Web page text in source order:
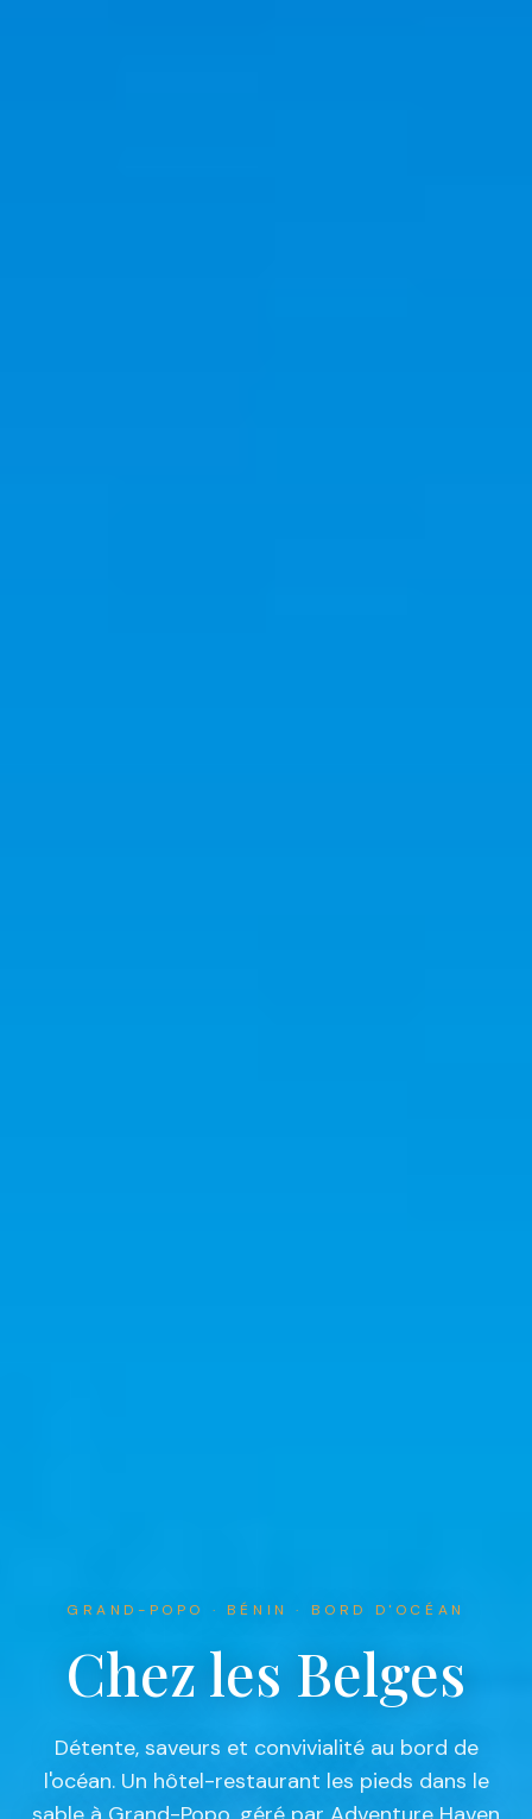
GRAND-POPO · BÉNIN · BORD D'OCÉAN
Chez les Belges
Détente, saveurs et convivialité au bord de
l'océan. Un hôtel-restaurant les pieds dans le